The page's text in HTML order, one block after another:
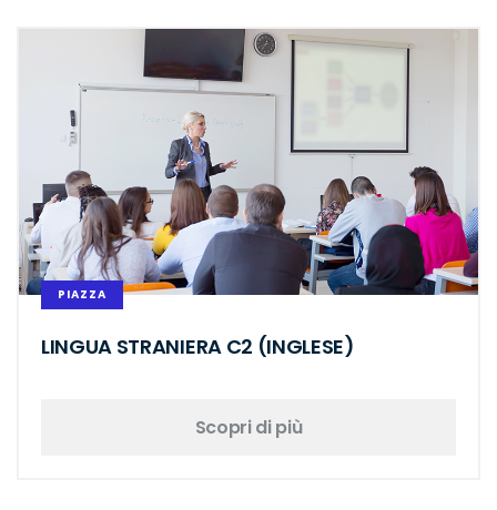
PIAZZA
LINGUA STRANIERA C2 (INGLESE)
Scopri di più